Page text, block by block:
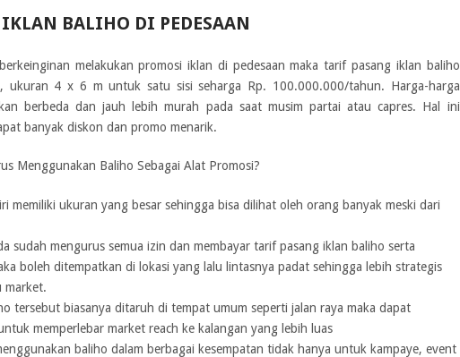
BALIHO DI PEDESAAN
melakukan promosi iklan di pedesaan maka tarif pasang iklan baliho
ukuran 4 x 6 m untuk satu sisi seharga Rp. 100.000.000/tahun. Harga-harga
berbeda dan jauh lebih murah pada saat musim partai atau capres. Hal ini
banyak diskon dan promo menarik.
Menggunakan Baliho Sebagai Alat Promosi?
memiliki ukuran yang besar sehingga bisa dilihat oleh orang banyak meski dari
sudah mengurus semua izin dan membayar tarif pasang iklan baliho serta
boleh ditempatkan di lokasi yang lalu lintasnya padat sehingga lebih strategis
market.
tersebut biasanya ditaruh di tempat umum seperti jalan raya maka dapat
memperlebar market reach ke kalangan yang lebih luas
baliho dalam berbagai kesempatan tidak hanya untuk kampaye, event